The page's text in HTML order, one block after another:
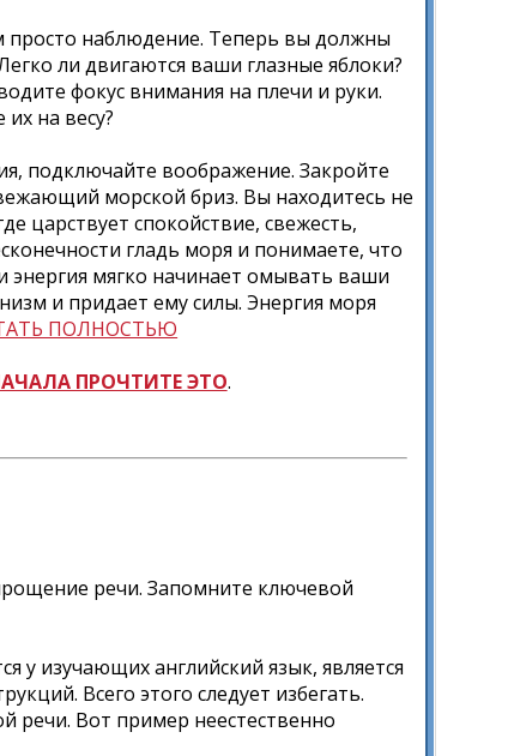
просто наблюдение. Теперь вы должны
ли двигаются ваши глазные яблоки?
фокус внимания на плечи и руки.
на весу?
подключайте воображение. Закройте
морской бриз. Вы находитесь не
царствует спокойствие, свежесть,
гладь моря и понимаете, что
энергия мягко начинает омывать ваши
и придает ему силы. Энергия моря
ПОЛНОСТЬЮ
ПРОЧТИТЕ ЭТО.
речи. Запомните ключевой
у изучающих английский язык, является
Всего этого следует избегать.
речи. Вот пример неестественно